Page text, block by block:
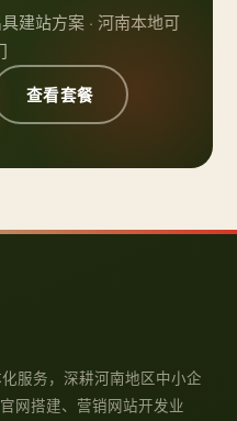
建站方案 · 河南本地可
查看套餐
服务，深耕河南地区中小企
网搭建、营销网站开发业